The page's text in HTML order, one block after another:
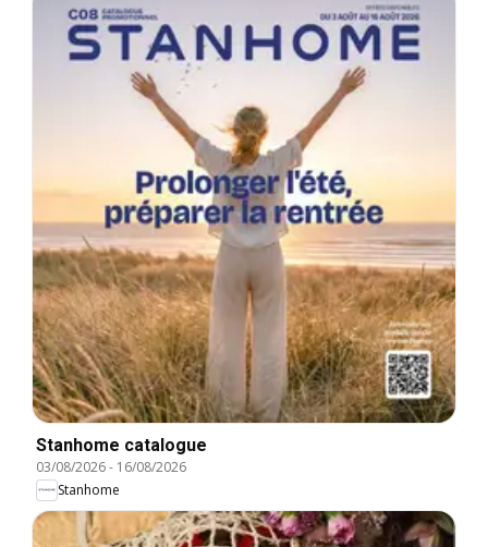
Stanhome catalogue
03/08/2026- 16/08/2026
Stanhome